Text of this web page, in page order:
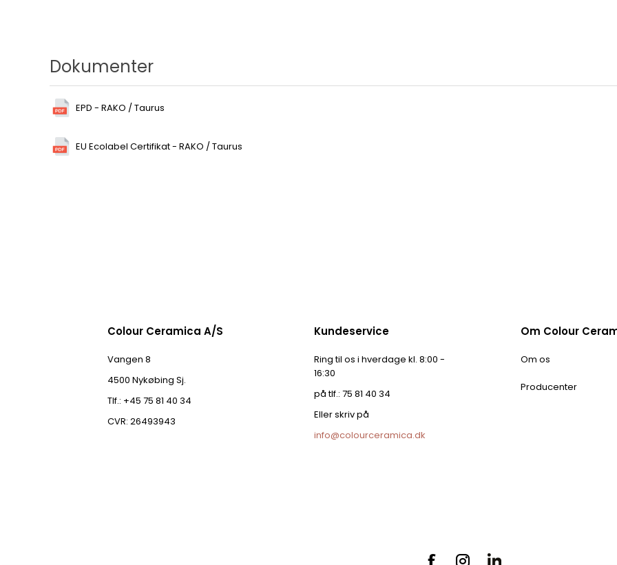
Dokumenter
EPD - RAKO / Taurus
EU Ecolabel Certifikat - RAKO / Taurus
Colour Ceramica A/S
Vangen 8
4500 Nykøbing Sj.
Tlf.: +45 75 81 40 34
CVR: 26493943
Kundeservice
Ring til os i hverdage kl. 8:00 -
16:30
på tlf.: 75 81 40 34
Eller skriv på
info@colourceramica.dk
Om Colour
Om os
Producenter